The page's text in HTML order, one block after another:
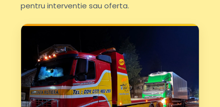
pentru interventie sau oferta.